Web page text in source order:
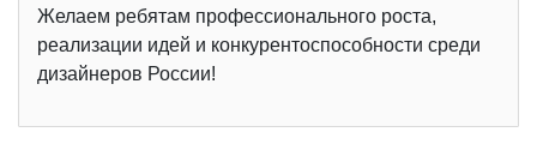
Желаем ребятам профессионального роста,
реализации идей и конкурентоспособности среди
дизайнеров России!